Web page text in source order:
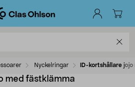
Nyckelringar ID-kortshållare
med fästklämma